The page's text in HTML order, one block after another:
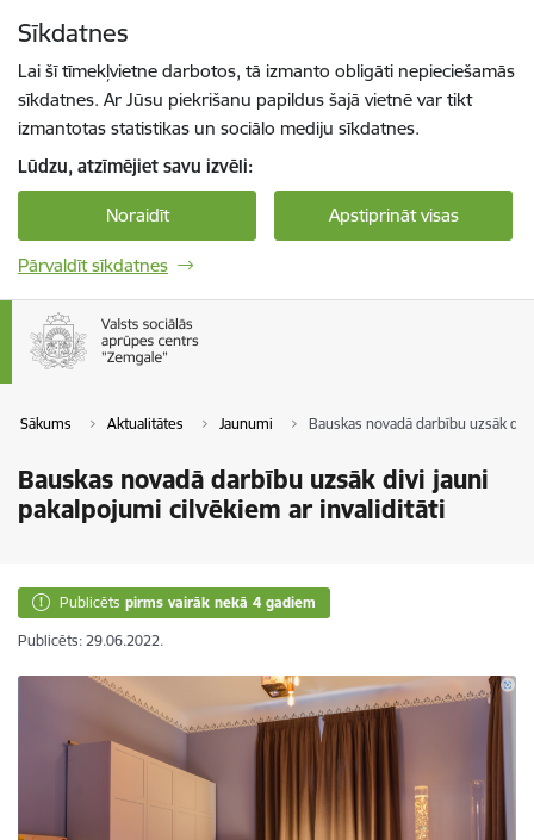
Sīkdatnes
Lai šī tīmekļvietne darbotos, tā izmanto obligāti nepieciešamās
sīkdatnes. Ar Jūsu piekrišanu papildus šajā vietnē var tikt
izmantotas statistikas un sociālo mediju sīkdatnes.
Lūdzu, atzīmējiet savu izvēli:
Noraidīt Apstiprināt visas
Pārvaldīt sīkdatnes
Sākums Aktualitātes Jaunumi Bauskas novadā darbību uzsāk
Bauskas novadā darbību uzsāk divi jauni
pakalpojumi cilvēkiem ar invaliditāti
Publicēts pirms vairāk nekā 4 gadiem
Publicēts: 29.06.2022.